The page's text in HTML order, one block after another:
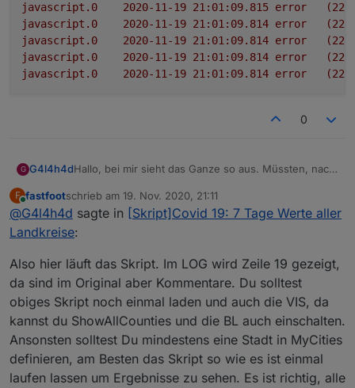
javascript.0
error
javascript.0
error
javascript.0
error
javascript.0
error
javascript.0
error
0
G G4l4h4dHallo, bei mir sieht das Ganze so aus. Müssten, nach
werden?
Json zeigt nichts an
showAllCounties steht auf false
showFederalStates steht auf false
Muss ich da im Script etwas ändern?
Bekomme im LOG auch folgende Fehler.
javascript.0	2020-11-19 21:01:09.816
javascript.0	2020-11-19 21:01:09.816
javascript.0	2020-11-19 21:01:09.816
javascript.0	2020-11-19 21:01:09.815
javascript.0	2020-11-19 21:01:09.815
javascript.0	2020-11-19 21:01:09.815
javascript.0	2020-11-19 21:01:09.815
F
Online
fastfootschrieb am 19. Nov. 2020, 21:11
zuletzt editiert von
@G4l4h4d sagte in [Skript]Covid 19: 7 Tage Werte aller
Landkreise:
Also hier läuft das Skript. Im LOG wird Zeile 19 gezeigt,
da sind im Original aber Kommentare. Du solltest
obiges Skript noch einmal laden und auch die VIS, da
kannst du ShowAllCounties und die BL auch einschalten.
Ansonsten solltest Du mindestens eine Stadt in MyCities
definieren, am Besten das Skript so wie es ist einmal
laufen lassen um Ergebnisse zu sehen. Es ist richtig, alle